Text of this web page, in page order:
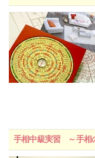
手相中級実習 ～手相